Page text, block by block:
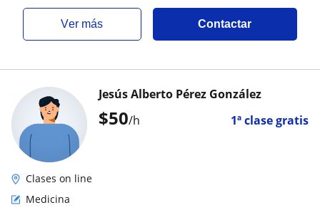
ver más Contactar
$50/h 1ª clase gratis
Jesús Alberto Pérez González
Clases on line
Medicina